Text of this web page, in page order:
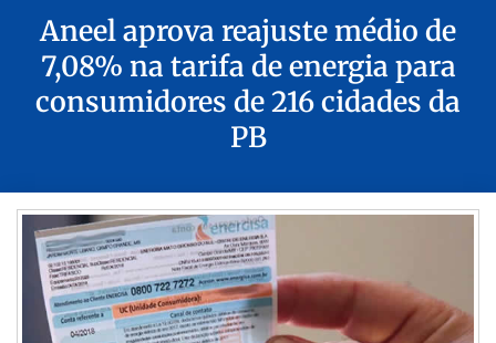
Aneel aprova reajuste médio de
7,08% na tarifa de energia para
consumidores de 216 cidades da
PB